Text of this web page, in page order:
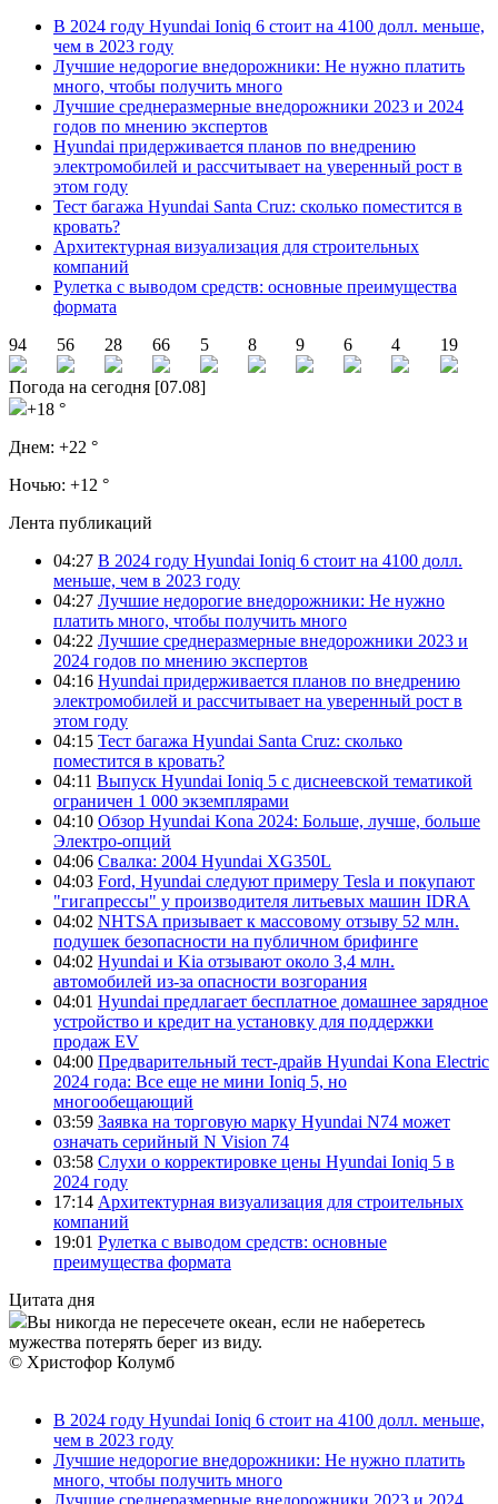
В 2024 году Hyundai Ioniq 6 стоит на 4100 долл. меньше,
чем в 2023 году
Лучшие недорогие внедорожники: Не нужно платить
много, чтобы получить много
Лучшие среднеразмерные внедорожники 2023 и 2024
годов по мнению экспертов
Hyundai придерживается планов по внедрению
электромобилей и рассчитывает на уверенный рост в
этом году
Тест багажа Hyundai Santa Cruz: сколько поместится в
кровать?
Архитектурная визуализация для строительных
компаний
Рулетка с выводом средств: основные преимущества
формата
94
56 28 66 5 8 9 6 4 19
Погода на сегодня [07.08]
+18 °
Днем: +22 °
Ночью: +12 °
Лента публикаций
04:27 В 2024 году Hyundai Ioniq 6 стоит на 4100 долл.
меньше, чем в 2023 году
04:27 Лучшие недорогие внедорожники: Не нужно
платить много, чтобы получить много
04:22 Лучшие среднеразмерные внедорожники 2023 и
2024 годов по мнению экспертов
04:16 Hyundai придерживается планов по внедрению
электромобилей и рассчитывает на уверенный рост в
этом году
04:15 Тест багажа Hyundai Santa Cruz: сколько
поместится в кровать?
04:11 Выпуск Hyundai Ioniq 5 с диснеевской тематикой
ограничен 1 000 экземплярами
04:10 Обзор Hyundai Kona 2024: Больше, лучше, больше
Электро-опций
04:06 Свалка: 2004 Hyundai XG350L
04:03 Ford, Hyundai следуют примеру Tesla и покупают
"гигапрессы" у производителя литьевых машин IDRA
04:02 NHTSA призывает к массовому отзыву 52 млн.
подушек безопасности на публичном брифинге
04:02 Hyundai и Kia отзывают около 3,4 млн.
автомобилей из-за опасности возгорания
04:01 Hyundai предлагает бесплатное домашнее зарядное
устройство и кредит на установку для поддержки
продаж EV
04:00 Предварительный тест-драйв Hyundai Kona Electric
2024 года: Все еще не мини Ioniq 5, но
многообещающий
03:59 Заявка на торговую марку Hyundai N74 может
означать серийный N Vision 74
03:58 Слухи о корректировке цены Hyundai Ioniq 5 в
2024 году
17:14 Архитектурная визуализация для строительных
компаний
19:01 Рулетка с выводом средств: основные
преимущества формата
Цитата дня
Вы никогда не пересечете океан, если не наберетесь
мужества потерять берег из виду.
© Христофор Колумб
В 2024 году Hyundai Ioniq 6 стоит на 4100 долл. меньше,
чем в 2023 году
Лучшие недорогие внедорожники: Не нужно платить
много, чтобы получить много